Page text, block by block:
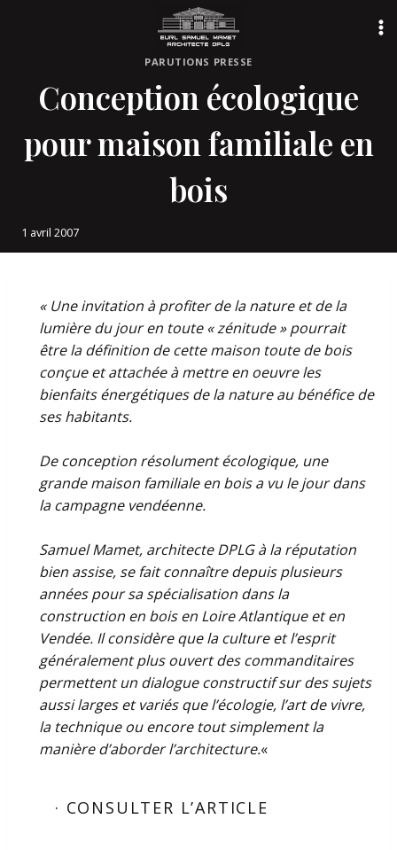
PARUTIONS PRESSE
Conception écologique
pour maison familiale en
bois
1 avril 2007
« Une invitation à profiter de la nature et de la
lumière du jour en toute « zénitude » pourrait
être la définition de cette maison toute de bois
conçue et attachée à mettre en oeuvre les
bienfaits énergétiques de la nature au bénéfice de
ses habitants.
De conception résolument écologique, une
grande maison familiale en bois a vu le jour dans
la campagne vendéenne.
Samuel Mamet, architecte DPLG à la réputation
bien assise, se fait connaître depuis plusieurs
années pour sa spécialisation dans la
construction en bois en Loire Atlantique et en
Vendée. Il considère que la culture et l’esprit
généralement plus ouvert des commanditaires
permettent un dialogue constructif sur des sujets
aussi larges et variés que l’écologie, l’art de vivre,
la technique ou encore tout simplement la
manière d’aborder l’architecture.«
· CONSULTER L’ARTICLE